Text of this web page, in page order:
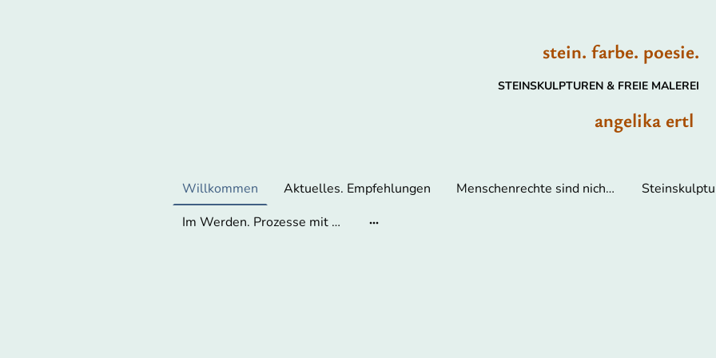
stein. farbe. poesie.
STEINSKULPTUREN & FREIE MALEREI
angelika ertl
Willkommen Aktuelles. Empfehlungen Menschenrechte sind nicht verhandelbar
Im Werden. Prozesse mit Stein.